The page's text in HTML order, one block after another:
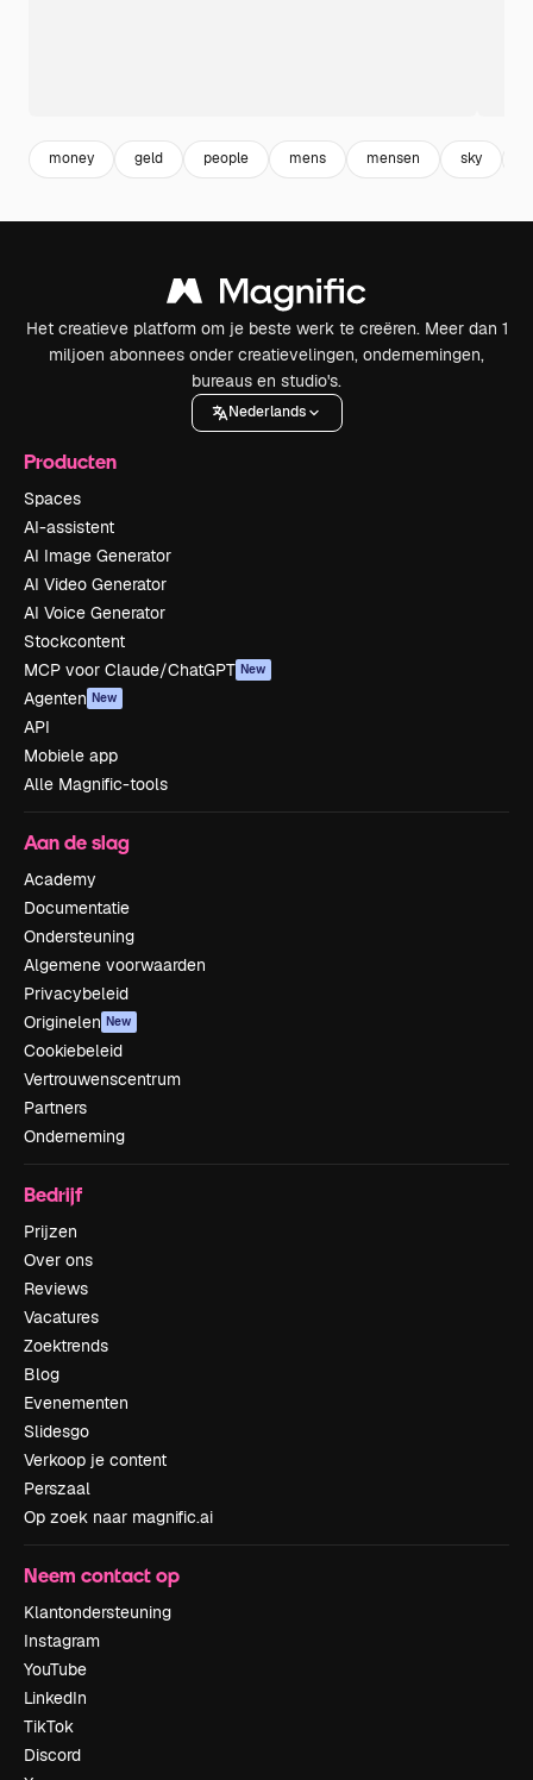
money geld people mens mensen sky
Het creatieve platform om je beste werk te creëren. Meer dan 1
miljoen abonnees onder creatievelingen, ondernemingen,
bureaus en studio's.
Nederlands
Producten
Spaces
AI-assistent
AI Image Generator
AI Video Generator
AI Voice Generator
Stockcontent
MCP voor Claude/ChatGPT New
Agenten New
API
Mobiele app
Alle Magnific-tools
Aan de slag
Academy
Documentatie
Ondersteuning
Algemene voorwaarden
Privacybeleid
Originelen New
Cookiebeleid
Vertrouwenscentrum
Partners
Onderneming
Bedrijf
Prijzen
Over ons
Reviews
Vacatures
Zoektrends
Blog
Evenementen
Slidesgo
Verkoop je content
Perszaal
Op zoek naar magnific.ai
Neem contact op
Klantondersteuning
Instagram
YouTube
LinkedIn
TikTok
Discord